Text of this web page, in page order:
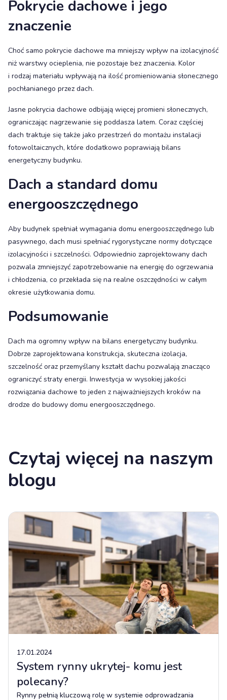
Pokrycie dachowe i jego
znaczenie
Choć samo pokrycie dachowe ma mniejszy wpływ na izolacyjność
niż warstwy ocieplenia, nie pozostaje bez znaczenia. Kolor
i rodzaj materiału wpływają na ilość promieniowania słonecznego
pochłanianego przez dach.
Jasne pokrycia dachowe odbijają więcej promieni słonecznych,
ograniczając nagrzewanie się poddasza latem. Coraz częściej
dach traktuje się także jako przestrzeń do montażu instalacji
fotowoltaicznych, które dodatkowo poprawiają bilans
energetyczny budynku.
Dach a standard domu
energooszczędnego
Aby budynek spełniał wymagania domu energooszczędnego lub
pasywnego, dach musi spełniać rygorystyczne normy dotyczące
izolacyjności i szczelności. Odpowiednio zaprojektowany dach
pozwala zmniejszyć zapotrzebowanie na energię do ogrzewania
i chłodzenia, co przekłada się na realne oszczędności w całym
okresie użytkowania domu.
Podsumowanie
Dach ma ogromny wpływ na bilans energetyczny budynku.
Dobrze zaprojektowana konstrukcja, skuteczna izolacja,
szczelność oraz przemyślany kształt dachu pozwalają znacząco
ograniczyć straty energii. Inwestycja w wysokiej jakości
rozwiązania dachowe to jeden z najważniejszych kroków na
drodze do budowy domu energooszczędnego.
Czytaj więcej na naszym
blogu
17.01.2024
System rynny ukrytej- komu jest
polecany?
Rynny pełnią kluczową rolę w systemie odprowadzania